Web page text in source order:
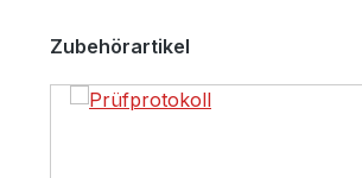
Produktgalerie überspringen
Zubehörartikel